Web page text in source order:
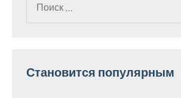
Становится популярным